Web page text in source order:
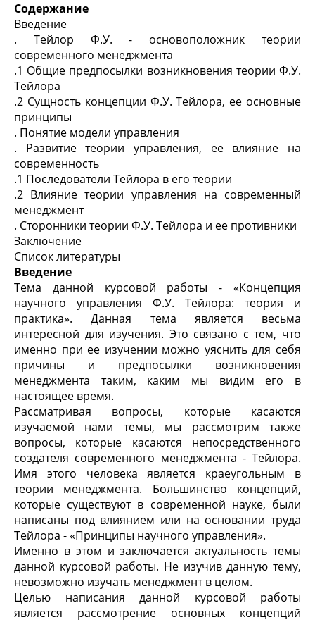
Содержание
Введение
. Тейлор Ф.У. - основоположник теории
современного менеджмента
.1 Общие предпосылки возникновения теории Ф.У.
Тейлора
.2 Сущность концепции Ф.У. Тейлора, ее основные
принципы
. Понятие модели управления
. Развитие теории управления, ее влияние на
современность
.1 Последователи Тейлора в его теории
.2 Влияние теории управления на современный
менеджмент
. Сторонники теории Ф.У. Тейлора и ее противники
Заключение
Список литературы
Введение
Тема данной курсовой работы - «Концепция
научного управления Ф.У. Тейлора: теория и
практика». Данная тема является весьма
интересной для изучения. Это связано с тем, что
именно при ее изучении можно уяснить для себя
причины и предпосылки возникновения
менеджмента таким, каким мы видим его в
настоящее время.
Рассматривая вопросы, которые касаются
изучаемой нами темы, мы рассмотрим также
вопросы, которые касаются непосредственного
создателя современного менеджмента - Тейлора.
Имя этого человека является краеугольным в
теории менеджмента. Большинство концепций,
которые существуют в современной науке, были
написаны под влиянием или на основании труда
Тейлора - «Принципы научного управления».
Именно в этом и заключается актуальность темы
данной курсовой работы. Не изучив данную тему,
невозможно изучать менеджмент в целом.
Целью написания данной курсовой работы
является рассмотрение основных концепций